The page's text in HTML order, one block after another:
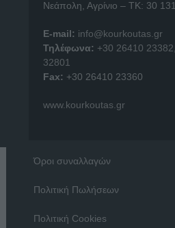
Νεάπολη, Αγρίνιο – ΤΚ: 30 131
E-mail: info@kourkoutas.gr
Τηλέφωνα: +30 26410 23382
32801
Fax: +30 26410 23360
www.kourkoutas.gr
Όροι συναλλαγών
Πολιτική Πωλήσεων
Πολιτική Cookies